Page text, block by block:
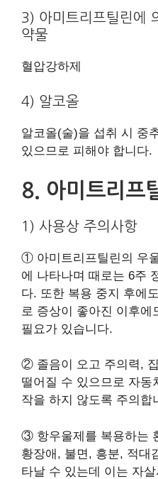
3) 아미트리프틸린에
약물
혈압강하제
4) 알코올
알코올(술)을 섭취 시 중
있으므로 피해야 합니다.
8. 아미트리프
1) 사용상 주의사항
① 아미트리프틸린의 우
에 나타나며 때로는 6주
다. 또한 복용 중지 후에
로 증상이 좋아진 이후
필요가 있습니다.
② 졸음이 오고 주의력,
떨어질 수 있으므로 자동
작을 하지 않도록 주의합
③ 항우울제를 복용하는
황장애, 불면, 흥분, 적대
타날 수 있는데 이는 자